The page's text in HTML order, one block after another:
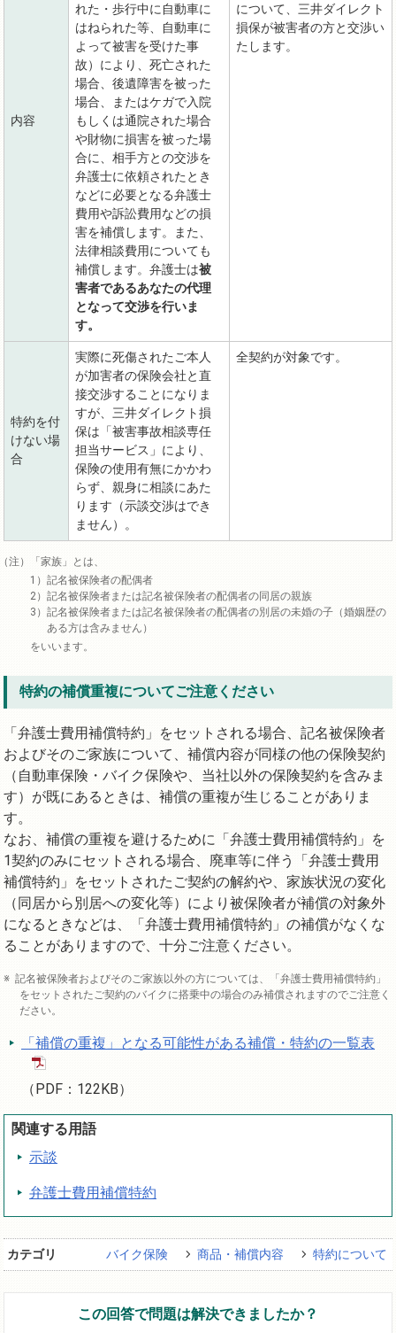
内容
れた・歩行中に自動車に
はねられた等、自動車に
よって被害を受けた事
故）により、死亡された
場合、後遺障害を被った
場合、またはケガで入院
もしくは通院された場合
や財物に損害を被った場
合に、相手方との交渉を
弁護士に依頼されたとき
などに必要となる弁護士
費用や訴訟費用などの損
害を補償します。また、
法律相談費用についても
補償します。弁護士は被
害者であるあなたの代理
となって交渉を行いま
す。
について、三井ダイレクト
損保が被害者の方と交渉い
たします。
特約を付
けない場
合
実際に死傷されたご本人
が加害者の保険会社と直
接交渉することになりま
すが、三井ダイレクト損
保は「被害事故相談専任
担当サービス」により、
保険の使用有無にかかわ
らず、親身に相談にあた
ります（示談交渉はでき
ません）。
全契約が対象です。
「家族」とは、
記名被保険者の配偶者
記名被保険者または記名被保険者の配偶者の同居の親族
記名被保険者または記名被保険者の配偶者の別居の未婚の子（婚姻歴の
ある方は含みません）
をいいます。
特約の補償重複についてご注意ください
「弁護士費用補償特約」をセットされる場合、記名被保険者
およびそのご家族について、補償内容が同様の他の保険契約
（自動車保険・バイク保険や、当社以外の保険契約を含みま
す）が既にあるときは、補償の重複が生じることがありま
す。
なお、補償の重複を避けるために「弁護士費用補償特約」を
1契約のみにセットされる場合、廃車等に伴う「弁護士費用
補償特約」をセットされたご契約の解約や、家族状況の変化
（同居から別居への変化等）により被保険者が補償の対象外
になるときなどは、「弁護士費用補償特約」の補償がなくな
ることがありますので、十分ご注意ください。
記名被保険者およびそのご家族以外の方については、「弁護士費用補償特約」
をセットされたご契約のバイクに搭乗中の場合のみ補償されますのでご注意く
ださい。
「補償の重複」となる可能性がある補償・特約の一覧表
（PDF：122KB）
関連する用語
示談
弁護士費用補償特約
カテゴリ バイク保険 商品・補償内容 特約について
この回答で問題は解決できましたか？